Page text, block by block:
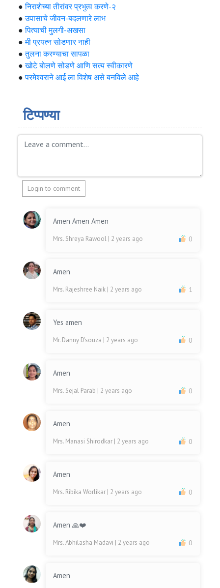
●निराशेच्या तीरांवर प्रभुत्व करणे-२
●उपासाचे जीवन-बदलणारे लाभ
●पित्याची मुलगी-अखसा
●मी प्रयत्न सोडणार नाही
●तुलना करण्याचा सापळा
●खोटे बोलणे सोडणे आणि सत्य स्वीकारणे
●परमेश्वराने आई ला विशेष असे बनविले आहे
टिप्पण्या
Login to comment
Amen Amen Amen
Mrs. Shreya Rawool | 2 years ago 0
Amen
Mrs. Rajeshree Naik | 2 years ago 1
Yes amen
Mr. Danny D'souza | 2 years ago 0
Amen
Mrs. Sejal Parab | 2 years ago 0
Amen
Mrs. Manasi Shirodkar | 2 years ago 0
Amen
Mrs. Ribika Worlikar | 2 years ago 0
Amen 🙏❤️
Mrs. Abhilasha Madavi | 2 years ago 0
Amen